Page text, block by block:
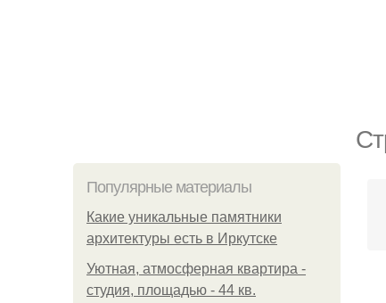
Популярные материалы
Какие уникальные памятники
архитектуры есть в Иркутске
Уютная, атмосферная квартира -
студия, площадью - 44 кв.